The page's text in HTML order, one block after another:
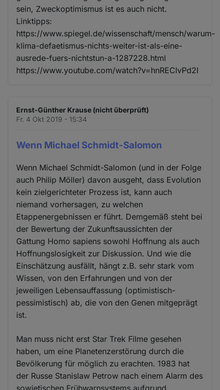
sein, Zweckoptimismus ist es auch nicht.
Linktipps:
https://www.spiegel.de/wissenschaft/mensch/warum-
klima-defaetismus-nichts-weiter-ist-als-eine-
ausrede-fuers-nichtstun-a-1287228.html
https://www.youtube.com/watch?v=hnREClvPd2I
Ernst-Günther Krause (nicht überprüft)
Fr. 4 Okt 2019 - 15:34
Wenn Michael Schmidt-Salomon
Wenn Michael Schmidt-Salomon (und in der Folge
auch Philip Möller) davon ausgeht, dass Evolution
kein zielgerichteter Prozess ist, kann auch
niemand vorhersagen, zu welchen
Etappenergebnissen er führt. Demgemäß steht bei
der Bewertung der Zukunftsaussichten der
Gattung Homo sapiens sowohl Hoffnung als auch
Hoffnungslosigkeit zur Diskussion. Und wie die
Einschätzung ausfällt, hängt z.B. sehr stark vom
Wissen, von den Erfahrungen und von der
jeweiligen Lebensauffassung (optimistisch-
pessimistisch) ab, die von den Genen mitgeprägt
ist.
Man muss nicht erst Star Trek Filme gesehen
haben, um eine Planetenzerstörung durch die
Bevölkerung für möglich zu erachten. 1983 hat
der Russe Stanislaw Petrow nach einem Alarm des
sowjetischen Frühwarnsystems aufgrund